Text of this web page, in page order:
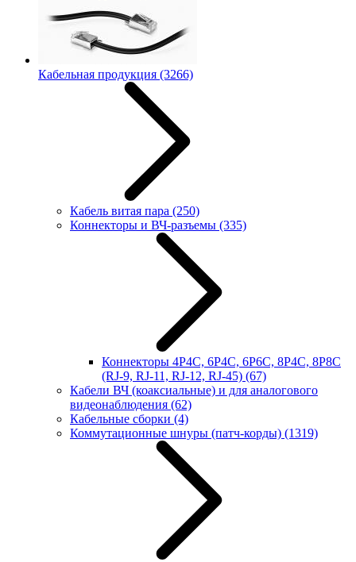
Кабельная продукция (3266)
Кабель витая пара (250)
Коннекторы и ВЧ-разъемы (335)
Коннекторы 4P4C, 6P4C, 6P6C, 8P4C, 8P8C
(RJ-9, RJ-11, RJ-12, RJ-45) (67)
Кабели ВЧ (коаксиальные) и для аналогового
видеонаблюдения (62)
Кабельные сборки (4)
Коммутационные шнуры (патч-корды) (1319)